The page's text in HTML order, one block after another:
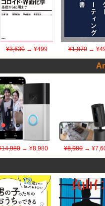
¥3,630 → ¥499 ¥1,870→
→ ¥8,980 ¥8,980→